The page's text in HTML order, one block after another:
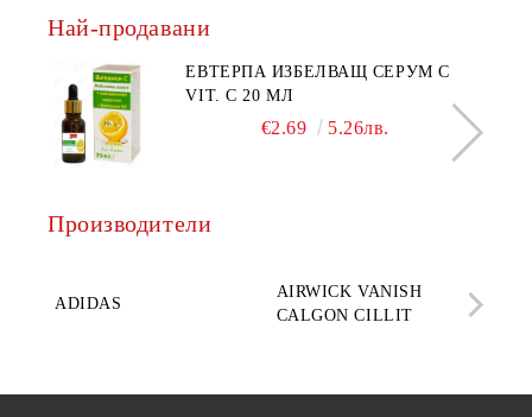
Най-продавани
ЕВТЕРПА ИЗБЕЛВАЩ СЕРУМ С
VIT. C 20 МЛ
€2.69 5.26лв.
Производители
ADIDAS
AIRWICK VANISH
CALGON CILLIT